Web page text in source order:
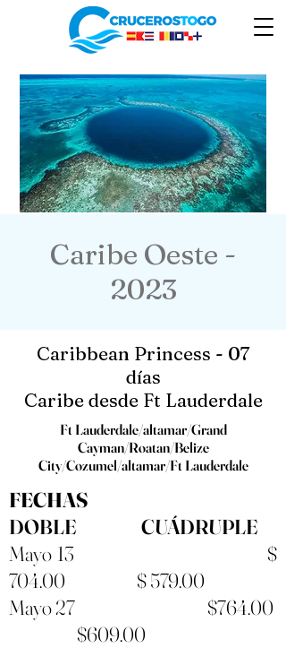
Caribe Oeste -
2023
Caribbean Princess - 07
días
Caribe desde Ft Lauderdale
Ft Lauderdale/altamar/Grand
Cayman/Roatan/Belize
City/Cozumel/altamar/Ft Lauderdale
FECHAS
DOBLE CUÁDRUPLE
Mayo 13 $
704.00 $ 579.00
Mayo 27 $764.00
$609.00